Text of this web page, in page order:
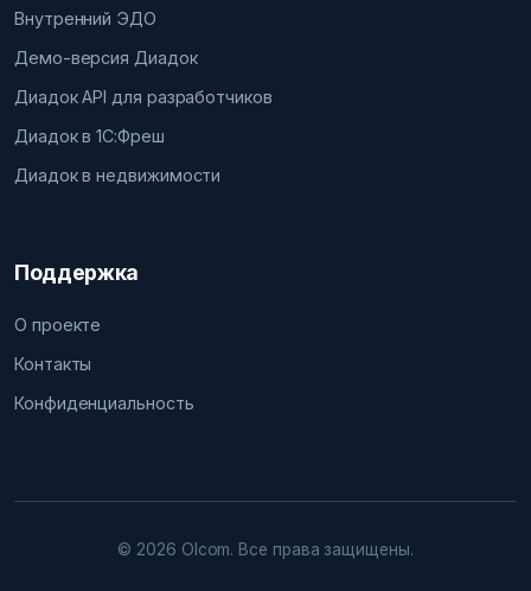
Внутренний ЭДО
Демо-версия Диадок
Диадок API для разработчиков
Диадок в 1С:Фреш
Диадок в недвижимости
Поддержка
О проекте
Контакты
Конфиденциальность
© 2026 Olcom. Все права защищены.